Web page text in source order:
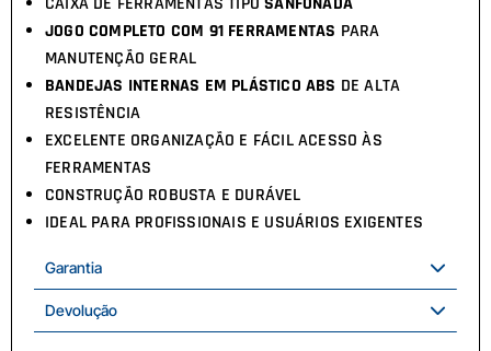
JOGO COMPLETO COM 91 FERRAMENTAS PARA
MANUTENÇÃO GERAL
BANDEJAS INTERNAS EM PLÁSTICO ABS DE ALTA
RESISTÊNCIA
EXCELENTE ORGANIZAÇÃO E FÁCIL ACESSO ÀS
FERRAMENTAS
CONSTRUÇÃO ROBUSTA E DURÁVEL
IDEAL PARA PROFISSIONAIS E USUÁRIOS EXIGENTES
Garantia
Devolução